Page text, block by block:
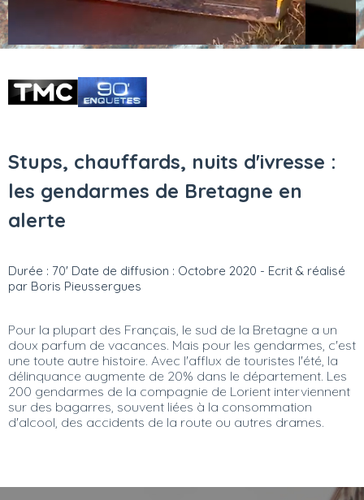
Stups, chauffards, nuits d'ivresse :
les gendarmes de Bretagne en
alerte
Durée : 70' Date de diffusion : Octobre 2020 - Ecrit & réalisé
par Boris Pieussergues
Pour la plupart des Français, le sud de la Bretagne a un
doux parfum de vacances. Mais pour les gendarmes, c'est
une toute autre histoire. Avec l'afflux de touristes l'été, la
délinquance augmente de 20% dans le département. Les
200 gendarmes de la compagnie de Lorient interviennent
sur des bagarres, souvent liées à la consommation
d'alcool, des accidents de la route ou autres drames.